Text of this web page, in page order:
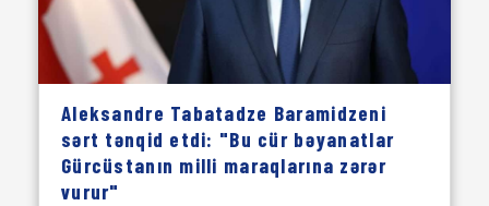
Aleksandre Tabatadze Baramidzeni
sərt tənqid etdi: "Bu cür bəyanatlar
Gürcüstanın milli maraqlarına zərər
vurur"